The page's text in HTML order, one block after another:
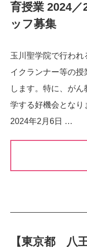
育授業 2024
ッフ募集
玉川聖学院で行わ
イクランナー等の
します。特に、が
学する好機会となり
2024年2月6日 …
【東京都 八